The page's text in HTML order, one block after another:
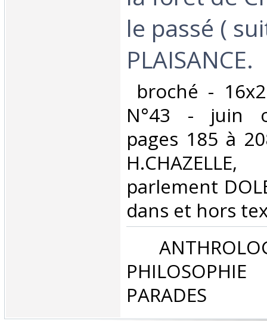
le passé (
PLAISANCE.‎
broché -
N°43 - juin
pages 185 à
parlement
dans et hors
PHILOSOPHIE
PARADES‎